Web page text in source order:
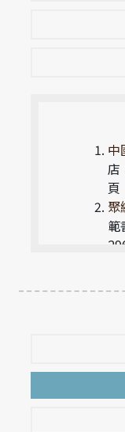
中
店
頁
聚
範